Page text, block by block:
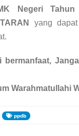
Negeri Tahun
yang
bermanfaat,
Warahmatullahi
ppdb